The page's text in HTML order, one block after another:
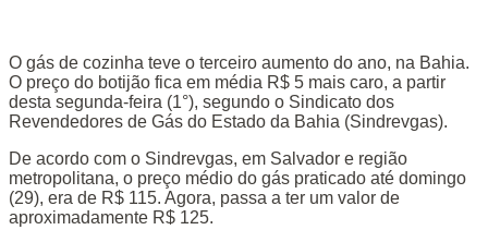
O gás de cozinha teve o terceiro aumento do ano, na Bahia.
O preço do botijão fica em média R$ 5 mais caro, a partir
desta segunda-feira (1°), segundo o Sindicato dos
Revendedores de Gás do Estado da Bahia (Sindrevgas).
De acordo com o Sindrevgas, em Salvador e região
metropolitana, o preço médio do gás praticado até domingo
(29), era de R$ 115. Agora, passa a ter um valor de
aproximadamente R$ 125.